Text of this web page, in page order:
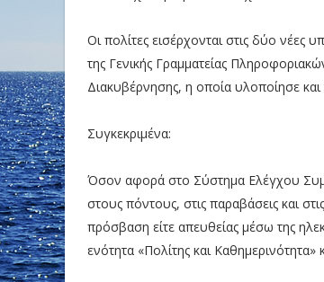
Οι πολίτες εισέρχονται στις δύο νέες
της Γενικής Γραμματείας
Διακυβέρνησης, η οποία υλοποίησε
Συγκεκριμένα:
Όσον αφορά στο Σύστημα Ελέγχου
στους πόντους, στις παραβάσεις και
πρόσβαση είτε απευθείας μέσω της
ενότητα «Πολίτης και Καθημερινότητα»